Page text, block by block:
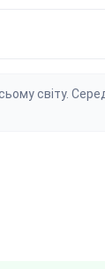
світу.